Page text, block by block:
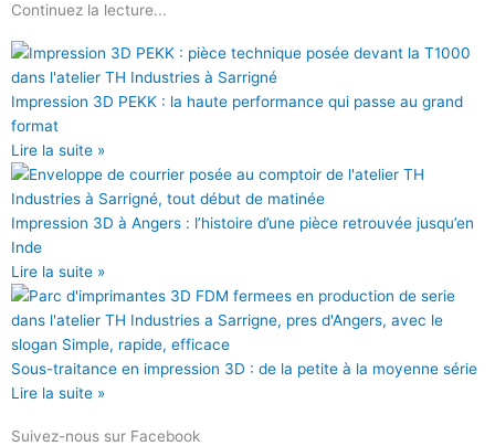
e
b
o
o
k
t
t
e
r
t
u
b
e
u
m
Continuez la lecture...
Impression 3D PEKK : la haute performance qui passe au grand
format
Lire la suite »
Impression 3D à Angers : l’histoire d’une pièce retrouvée jusqu’en
Inde
Lire la suite »
Sous-traitance en impression 3D : de la petite à la moyenne série
Lire la suite »
Suivez-nous sur Facebook